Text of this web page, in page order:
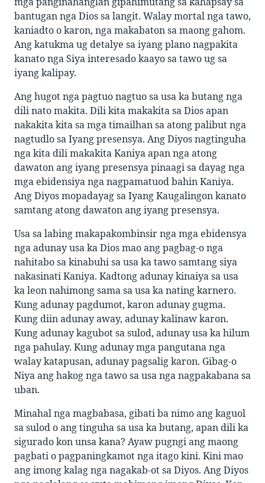
bantugan nga Dios sa langit. Walay mortal nga tawo,
kaniadto o karon, nga makabaton sa maong gahom.
Ang katukma ug detalye sa iyang plano nagpakita
kanato nga Siya interesado kaayo sa tawo ug sa
iyang kalipay.
Ang hugot nga pagtuo nagtuo sa usa ka butang nga
dili nato makita. Dili kita makakita sa Dios apan
nakakita kita sa mga timailhan sa atong palibut nga
nagtudlo sa Iyang presensya. Ang Diyos nagtinguha
nga kita dili makakita Kaniya apan nga atong
dawaton ang iyang presensya pinaagi sa dayag nga
mga ebidensiya nga nagpamatuod bahin Kaniya.
Ang Diyos mopadayag sa Iyang Kaugalingon kanato
samtang atong dawaton ang iyang presensya.
Usa sa labing makapakombinsir nga mga ebidensya
nga adunay usa ka Dios mao ang pagbag-o nga
nahitabo sa kinabuhi sa usa ka tawo samtang siya
nakasinati Kaniya. Kadtong adunay kinaiya sa usa
ka leon nahimong sama sa usa ka nating karnero.
Kung adunay pagdumot, karon adunay gugma.
Kung diin adunay away, adunay kalinaw karon.
Kung adunay kagubot sa sulod, adunay usa ka hilum
nga pahulay. Kung adunay mga pangutana nga
walay katapusan, adunay pagsalig karon. Gibag-o
Niya ang hakog nga tawo sa usa nga nagpakabana sa
uban.
Minahal nga magbabasa, gibati ba nimo ang kaguol
sa sulod o ang tinguha sa usa ka butang, apan dili ka
sigurado kon unsa kana? Ayaw pugngi ang maong
pagbati o pagpaningkamot nga itago kini. Kini mao
ang imong kalag nga nagakab-ot sa Diyos. Ang Diyos